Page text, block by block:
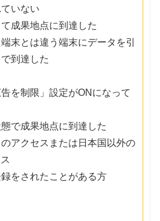
いない
成果地点に到達した
末とは違う端末にデータを引
到達した
を制限」設定がONになって
で成果地点に到達した
のアクセスまたは日本国以外の
をされたことがある方